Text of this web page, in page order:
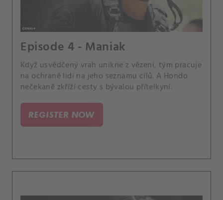
Episode 4 - Maniak
Když usvědčený vrah unikne z vězení, tým pracuje
na ochraně lidí na jeho seznamu cílů. A Hondo
nečekaně zkříží cesty s bývalou přítelkyní.
REGISTER NOW